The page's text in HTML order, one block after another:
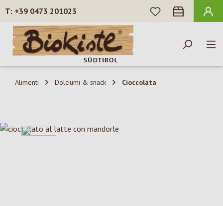
Passa al contenuto principale
+39 0473 201023
HAI 0 ARTICOLI
Alimenti Dolciumi & snack Cioccolata
Salta la galleria di immagini